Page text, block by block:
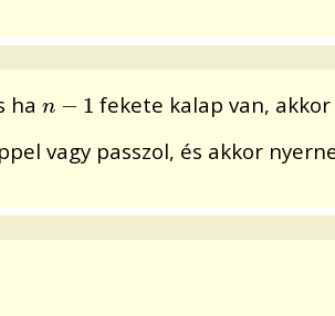
ha n − 1
n −1
fekete kalap van,
vagy passzol, és akkor